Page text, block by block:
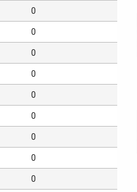
0
0
0
0
0
0
0
0
0